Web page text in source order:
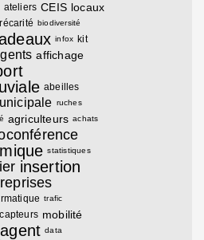
ateliers CEIS locaux
biodiversité
infox kit
affichage
abeilles
ruches
agriculteurs achats
statistiques
insertion
trafic
capteurs mobilité
agent data